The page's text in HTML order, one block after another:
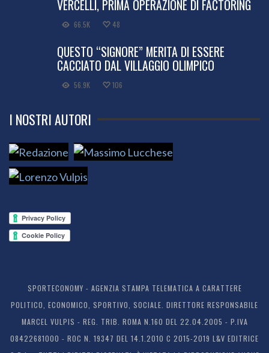
VERCELLI, PRIMA OPERAZIONE DI FACTORING
66.5K 48
QUESTO “SIGNORE” MERITA DI ESSERE
CACCIATO DAL VILLAGGIO OLIMPICO
56.9K 106
I NOSTRI AUTORI
SPORTECONOMY - AGENZIA STAMPA TELEMATICA A CARATTERE
POLITICO, ECONOMICO, SPORTIVO, SOCIALE. DIRETTORE RESPONSABILE
MARCEL VULPIS - REG. TRIB. ROMA N.160 DEL 22.04.2005 - P.IVA
08422681000 - ROC N. 19347 DEL 14.1.2010 C 2015-2019 L&V EDITRICE